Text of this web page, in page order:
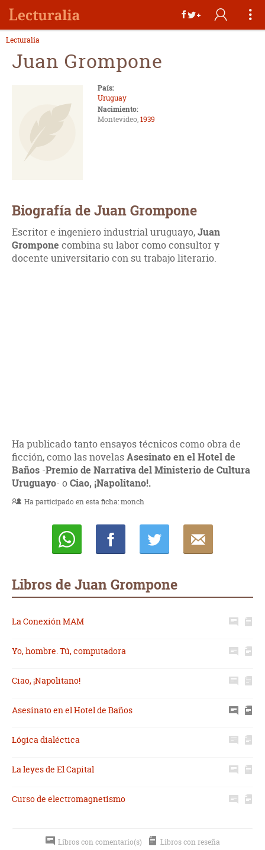
Lecturalia
Juan Grompone
País:
Uruguay
Nacimiento:
Montevideo,1939
Biografía de Juan Grompone
Escritor e ingeniero industrial uruguayo,Juan
Grompone combina su labor como consultor y
docente universitario con su trabajo literario.
Ha publicado tanto ensayos técnicos como obra de
ficción, como las novelasAsesinato en el Hotel de
Baños -Premio de Narrativa del Ministerio de Cultura
Uruguayo- oCiao, ¡Napolitano!.
Ha participado en esta ficha:monch
Libros de Juan Grompone
La Conexión MAM
Yo, hombre. Tú, computadora
Ciao, ¡Napolitano!
Asesinato en el Hotel de Baños
Lógica dialéctica
La leyes de El Capital
Curso de electromagnetismo
Libros con comentario(s) Libros con reseña